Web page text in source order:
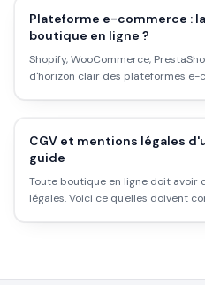
Plateforme e-commerce :
boutique en ligne ?
Shopify, WooCommerce,
d'horizon clair des plateformes e-
CGV et mentions légales
guide
Toute boutique en ligne doit avoir
légales. Voici ce qu'elles doivent